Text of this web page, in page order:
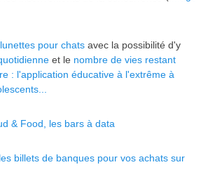
pour chats avec la possibilité d'y
et le nombre de vies restant
: l'application éducative à l'extrême à
& Food, les bars à data
billets de banques pour vos achats sur